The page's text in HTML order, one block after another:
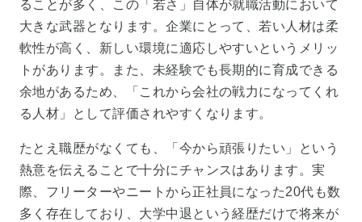
ることが多く、この「若さ」自体が就職活動において
大きな武器となります。企業にとって、若い人材は柔
軟性が高く、新しい環境に適応しやすいというメリッ
トがあります。また、未経験でも長期的に育成できる
余地があるため、「これから会社の戦力になってくれ
る人材」として評価されやすくなります。
たとえ職歴がなくても、「今から頑張りたい」という
熱意を伝えることで十分にチャンスはあります。実
際、フリーターやニートから正社員になった20代も数
多く存在しており、大学中退という経歴だけで将来が